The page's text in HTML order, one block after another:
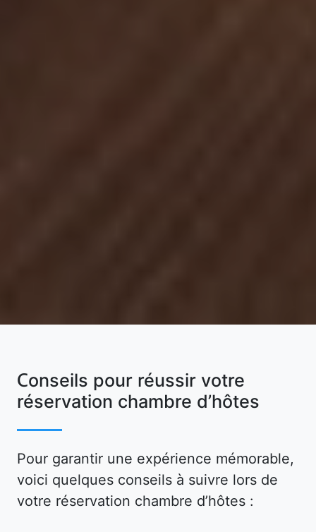
Conseils pour réussir votre
réservation chambre d’hôtes
Pour garantir une expérience mémorable,
voici quelques conseils à suivre lors de
votre réservation chambre d’hôtes :